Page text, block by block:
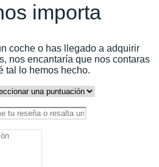
importa
coche o has llegado a adquirir
nos encantaría que nos contaras
tal lo hemos hecho.